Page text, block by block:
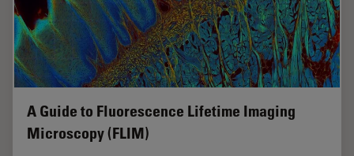
A Guide to Fluorescence Lifetime Imaging
Microscopy (FLIM)